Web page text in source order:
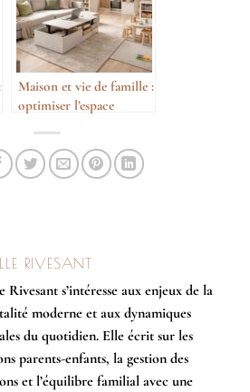
Maison et vie de famille :
optimiser l’espace
RIVESANT
Rivesant s’intéresse aux enjeux de la
moderne et aux dynamiques
du quotidien. Elle écrit sur les
parents-enfants, la gestion des
et l’équilibre familial avec une